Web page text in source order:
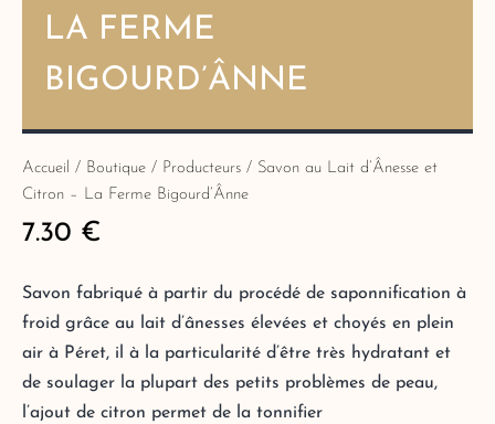
LA FERME
BIGOURD’ÂNNE
Accueil / Boutique / Producteurs / Savon au Lait d’Ânesse et
Citron – La Ferme Bigourd’Ânne
7.30 €
Savon fabriqué à partir du procédé de saponnification à
froid grâce au lait d’ânesses élevées et choyés en plein
air à Péret, il à la particularité d’être très hydratant et
de soulager la plupart des petits problèmes de peau,
l’ajout de citron permet de la tonnifier